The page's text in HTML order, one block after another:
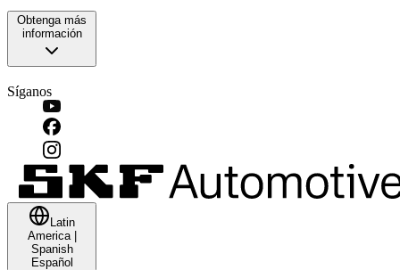
Obtenga más
información
Síganos
Latin
America|
Spanish
Español